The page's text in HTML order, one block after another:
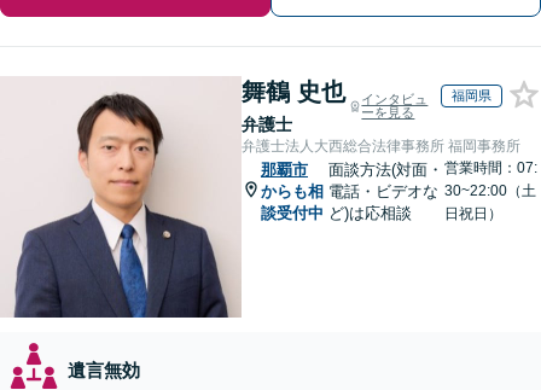
舞鶴 史也
弁護士
インタビュ
ーを見る
福岡県
弁護士法人大西総合法律事務所 福岡事務所
那覇市
からも相
談受付中
面談方法(対面・
電話・ビデオな
ど)は応相談
営業時間：07:
30~22:00（土
日祝日）
遺言無効